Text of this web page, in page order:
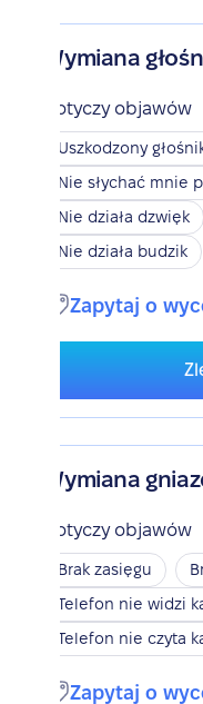
Wymiana
Dotyczy objawów
Uszkodzony
Nie słychać mnie
Nie działa dzwięk
Nie działa budzik
Zapytaj o
Wymiana
Dotyczy objawów
Brak zasięgu
Telefon nie widzi
Telefon nie czyta
Zapytaj o